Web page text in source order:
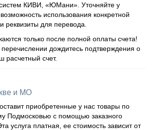
КИВИ, «ЮМани». Уточняйте у
использования конкретной
реквизиты для перевода.
только после полной оплаты счета!
дождитесь подтверждения о
расчетный счет.
и МО
приобретенные у нас товары по
Подмосковью с помощью заказного
услуга платная, ее стоимость зависит от